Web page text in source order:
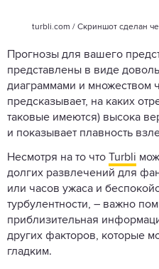
turbli.com / Скриншот сделан
Прогнозы для вашего
представлены в виде
диаграммами и множеством
предсказывает, на каких
таковые имеются) высока
и показывает плавность
Несмотря на то что Turbli
долгих развлечений для
или часов ужаса и
турбулентности, – важно
приблизительная
других факторов, которые
гладким.